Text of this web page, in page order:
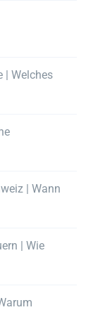
| Welches
| Wann
| Wie